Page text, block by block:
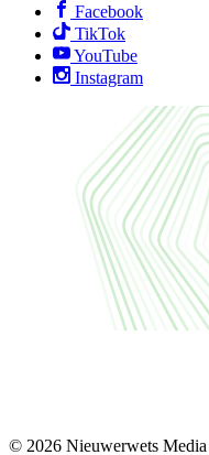
Facebook
TikTok
YouTube
Instagram
© 2026 Nieuwerwets